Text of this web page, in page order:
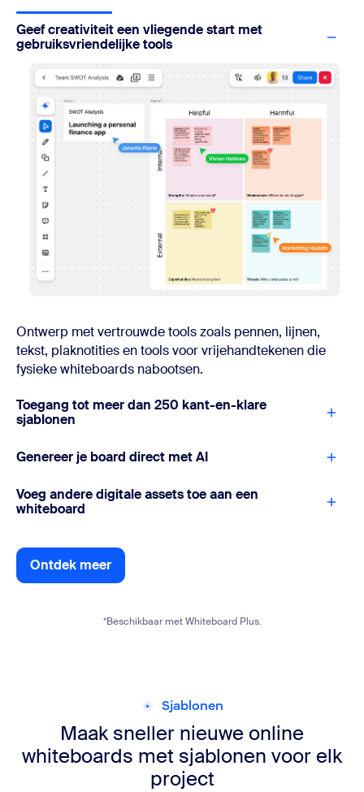
Geef creativiteit een vliegende start met
gebruiksvriendelijke tools
Ontwerp met vertrouwde tools zoals pennen, lijnen,
tekst, plaknotities en tools voor vrijehandtekenen die
fysieke whiteboards nabootsen.
Toegang tot meer dan 250 kant-en-klare
sjablonen
Genereer je board direct met AI
Voeg andere digitale assets toe aan een
whiteboard
Ontdek meer
Ontdek meer
*Beschikbaar met Whiteboard Plus.
Sjablonen
Maak sneller nieuwe online
whiteboards met sjablonen voor elk
project